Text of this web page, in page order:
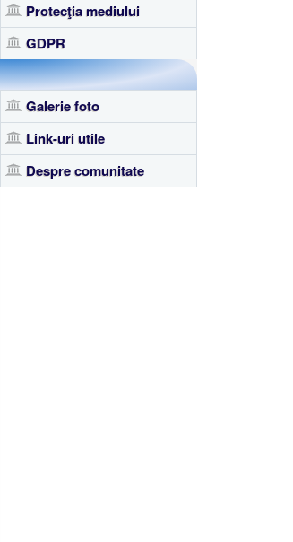
Protecţia mediului
GDPR
Galerie foto
Link-uri utile
Despre comunitate